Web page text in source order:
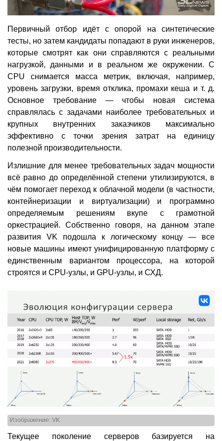
Первичный отбор идёт с опорой на синтетические
тесты, но затем кандидаты попадают в руки инженеров,
которые смотрят как они справляются с реальными
нагрузкой, данными и в реальном же окружении. С
CPU снимается масса метрик, включая, например,
уровень загрузки, время отклика, промахи кеша и т. д.
Основное требование — чтобы новая система
справлялась с задачами наиболее требовательных и
крупных внутренних заказчиков максимально
эффективно с точки зрения затрат на единицу
полезной производительности.
Излишние для менее требовательных задач мощности
всё равно до определённой степени утилизируются, в
чём помогает переход к облачной модели (в частности,
контейнеризации и виртуализации) и программно
определяемым решениям вкупе с грамотной
оркестрацией. Собственно говоря, на данном этапе
развития VK подошла к логическому концу — все
новые машины имеют унифицированную платформу с
единственным вариантом процессора, на которой
строятся и CPU-узлы, и GPU-узлы, и СХД.
Изображение: VK
Текущее поколение серверов базируется на